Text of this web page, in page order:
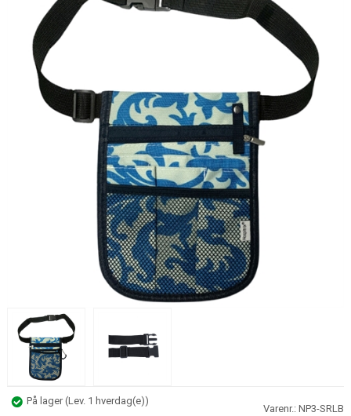
På lager(Lev. 1 hverdag(e))
Varenr.:NP3-SRLB